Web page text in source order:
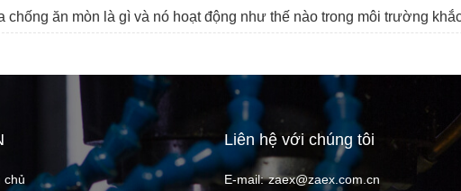
chống ăn mòn là gì và nó hoạt động như thế nào trong môi trường
chủ
Liên hệ với chúng tôi
E-mail: zaex@zaex.com.cn